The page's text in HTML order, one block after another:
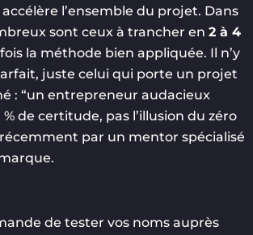
l’ensemble du projet. Dans
sont ceux à trancher en 2 à 4
la méthode bien appliquée. Il n’y
juste celui qui porte un projet
: “un entrepreneur audacieux
de certitude, pas l’illusion du zéro
par un mentor spécialisé
de tester vos noms auprès